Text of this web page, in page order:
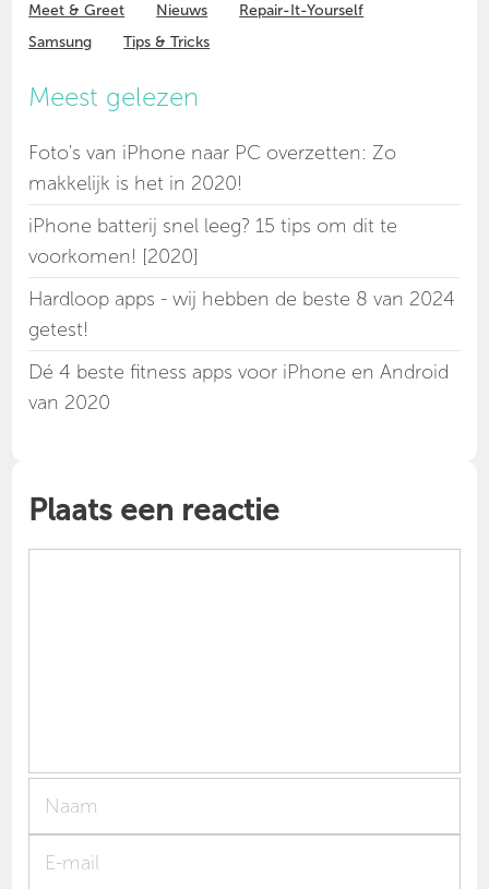
Meet & Greet
Nieuws
Repair-It-Yourself
Samsung
Tips & Tricks
Meest gelezen
Foto's van iPhone naar PC overzetten: Zo
makkelijk is het in 2020!
iPhone batterij snel leeg? 15 tips om dit te
voorkomen! [2020]
Hardloop apps - wij hebben de beste 8 van 2024
getest!
Dé 4 beste fitness apps voor iPhone en Android
van 2020
Plaats een reactie